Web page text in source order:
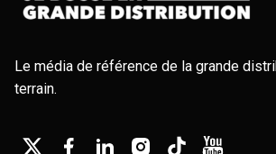
Le média de référence de la grande
terrain.